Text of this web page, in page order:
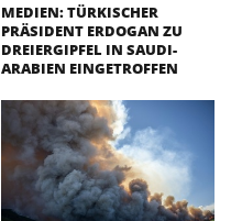
MEDIEN: TÜRKISCHER
PRÄSIDENT ERDOGAN ZU
DREIERGIPFEL IN SAUDI-
ARABIEN EINGETROFFEN